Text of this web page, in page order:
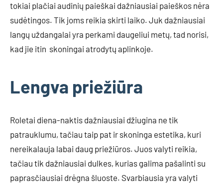
tokiai plačiai audinių paieškai dažniausiai paieškos nėra
sudėtingos. Tik joms reikia skirti laiko. Juk dažniausiai
langų uždangalai yra perkami daugeliui metų, tad norisi,
kad jie itin skoningai atrodytų aplinkoje.
Lengva priežiūra
Roletai diena-naktis dažniausiai džiugina ne tik
patrauklumu, tačiau taip pat ir skoninga estetika, kuri
nereikalauja labai daug priežiūros. Juos valyti reikia,
tačiau tik dažniausiai dulkes, kurias galima pašalinti su
paprasčiausiai drėgna šluoste. Svarbiausia yra valyti